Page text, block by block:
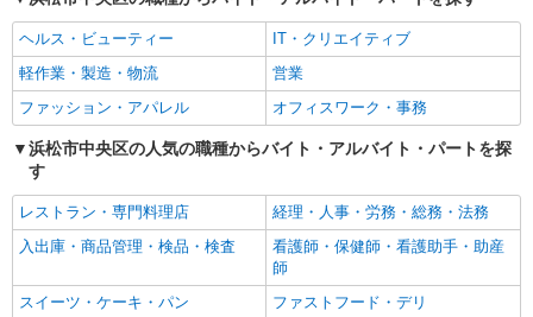
ヘルス・ビューティー
IT・クリエイティブ
軽作業・製造・物流
営業
ファッション・アパレル
オフィスワーク・事務
浜松市中央区の人気の職種からバイト・アルバイト・パートを探
す
レストラン・専門料理店
経理・人事・労務・総務・法務
入出庫・商品管理・検品・検査
看護師・保健師・看護助手・助産
師
スイーツ・ケーキ・パン
ファストフード・デリ